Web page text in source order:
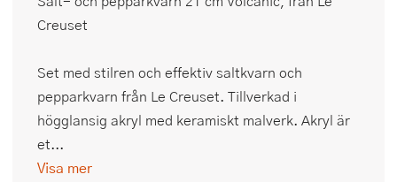
Creuset
Set med stilren och effektiv saltkvarn och
pepparkvarn från Le Creuset. Tillverkad i
högglansig akryl med keramiskt malverk. Akryl är
et...
Visa mer